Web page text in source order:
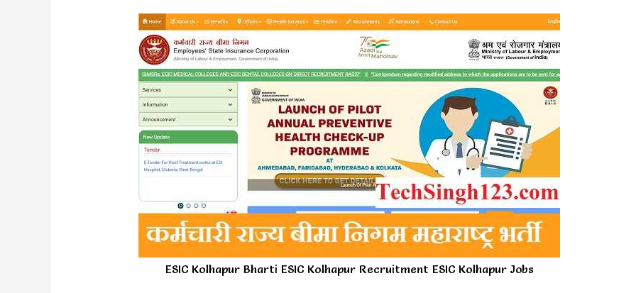
ESIC Kolhapur Bharti ESIC Kolhapur Recruitment ESIC Kolhapur Jobs